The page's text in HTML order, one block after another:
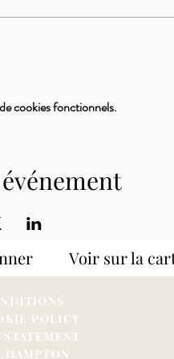
cookies fonctionnels.
Voir sur la
POLICY
NT